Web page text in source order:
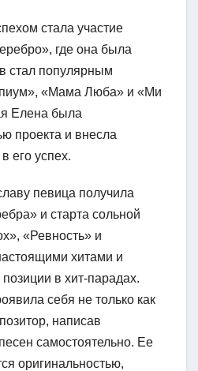
стала участие
где она была
стал популярным
«Мама Люба» и «Ми
Елена была
проекта и внесла
его успех.
певица получила
и старта сольной
«Ревность» и
хитами и
в хит-парадах.
себя не только как
написав
самостоятельно. Ее
оригинальностью,